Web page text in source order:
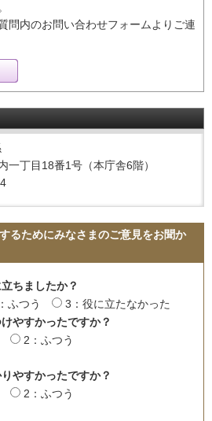
問内のお問い合わせフォームよりご連
一丁目18番1号（本庁舎6階）
るためにみなさまのご意見をお聞か
ちましたか？
ふつう
3：役に立たなかった
やすかったですか？
2：ふつう
やすかったですか？
2：ふつう